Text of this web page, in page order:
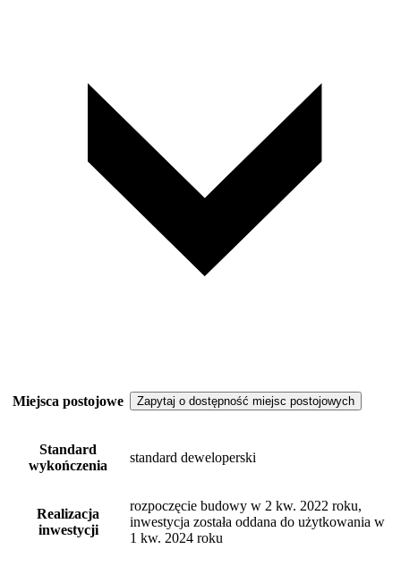
Miejsca postojowe Zapytaj o dostępność miejsc postojowych
Standard
wykończenia
standard deweloperski
Realizacja
inwestycji
rozpoczęcie budowy w 2 kw. 2022 roku,
inwestycja została oddana do użytkowania w
1 kw. 2024 roku